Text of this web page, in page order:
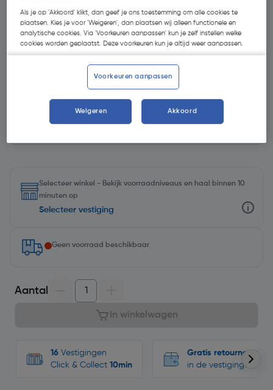
| Excl. btw € 0,81
Kies productvariant(3)
Selecteer winkel - Bekijk voorraadniveaus en haal binnen 10
minuten op
Selecteer vestiging
Geen voorraad beschikbaar
Aantal
In winkelwagen
16 Vestigingen
Click & Collect 10min
Gratis retourneren
in de vestigingen
Als je op 'Akkoord' klikt, dan geef je ons toestemming om alle cookies te
plaatsen. Kies je voor 'Weigeren', dan plaatsen wij alleen functionele en
analytische cookies. Via 'Voorkeuren aanpassen' kun je zelf instellen welke
cookies worden geplaatst. Deze voorkeuren kun je altijd weer aanpassen.
Voorkeuren aanpassen
Weigeren Akkoord